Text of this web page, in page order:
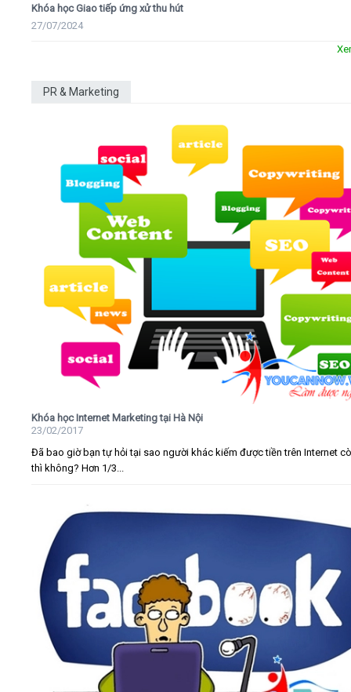
Khóa học Giao tiếp ứng xử thu hút
27/07/2024
PR & Marketing
Khóa học Internet Marketing tại Hà Nội
23/02/2017
Đã bao giờ bạn tự hỏi tại sao người khác kiếm được tiền trên Internet
thì không? Hơn 1/3...